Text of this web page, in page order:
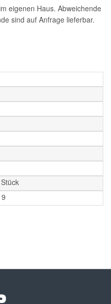
eigenen Haus. Abweichende
sind auf Anfrage lieferbar.